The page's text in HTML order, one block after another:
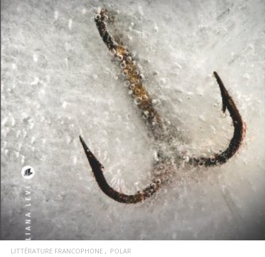
LIRE LA SUITE
LITTÉRATURE FRANCOPHONE POLAR